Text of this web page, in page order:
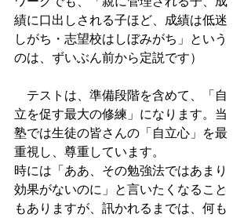
績に口出しされる子ほど、成績は低迷
しがち・志望校はしぼみがち」という
のは、ずいぶん前から定説です）
テストは、準備段階を含めて、「自
立を促す最大の修練」になります。当
塾では生徒の皆さんの「自立心」を最
重視し、尊重しています。
時には「ああ、その勉強法ではあまり
効果がないのに」と言いたくなること
もありますが、訊かれるまでは、何も